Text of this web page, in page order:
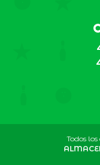
Todos